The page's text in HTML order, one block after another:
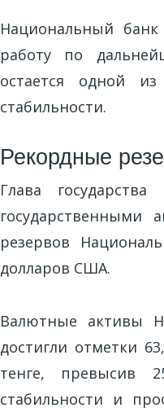
Национальный
работу по
остается одной
стабильности.
Рекордные
Глава
государственными
резервов
долларов США.
Валютные активы
достигли отметки
тенге, превысив
стабильности и